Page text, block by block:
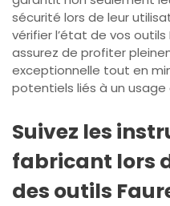
sécurité lors de leur
vérifier l’état de vos
assurez de profiter
exceptionnelle tout en
potentiels liés à un
Suivez les
fabricant lors
des outils